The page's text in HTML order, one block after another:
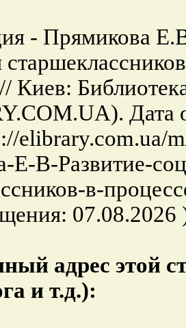
- Прямикова
Киев:
Дата
elibrary.com.ua/
Е-В-Развитие-
в-
07.08.2026
адрес этой
и т.д.):